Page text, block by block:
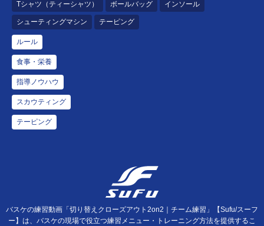
Tシャツ（ティーシャツ） ボールバッグ インソール
シューティングマシン テーピング
ルール
食事・栄養
指導ノウハウ
スカウティング
テーピング
バスケの練習動画「切り替えクローズアウト2on2｜チーム練習」【Sufu/スーフ
ー】は、バスケの現場で役立つ練習メニュー・トレーニング方法を提供するこ